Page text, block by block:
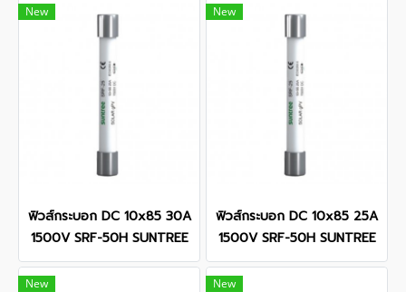
New
ฟิวส์กระบอก DC 10x85 30A
1500V SRF-50H SUNTREE
New
ฟิวส์กระบอก DC 10x85 25A
1500V SRF-50H SUNTREE
New New